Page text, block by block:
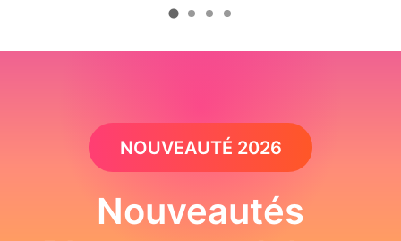
NOUVEAUTÉ 2026
Nouveautés